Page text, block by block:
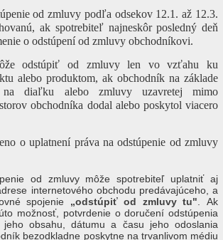
od zmluvy podľa odsekov 12.1. až 12.3.
ak spotrebiteľ najneskôr posledný deň
o odstúpení od zmluvy obchodníkovi.
odstúpiť od zmluvy len vo vzťahu ku
alebo produktom, ak obchodník na základe
na diaľku alebo zmluvy uzavretej mimo
obchodníka dodal alebo poskytol viacero
o uplatnení práva na odstúpenie od zmluvy
od zmluvy môže spotrebiteľ uplatniť aj
internetového obchodu predávajúceho, a
spojenie „odstúpiť od zmluvy tu" . Ak
možnosť, potvrdenie o doručení odstúpenia
obsahu, dátumu a času jeho odoslania
bezodkladne poskytne na trvanlivom médiu